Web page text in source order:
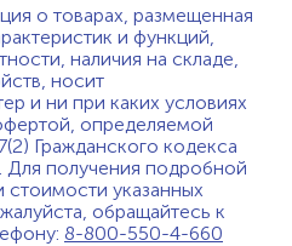
о товарах, размещенная
и функций,
наличия на складе,
носит
и ни при каких условиях
определяемой
Гражданского кодекса
получения подробной
указанных
обращайтесь к
8-800-550-4-660